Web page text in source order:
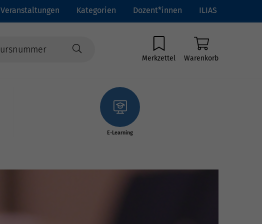
Veranstaltungen Kategorien Dozent*innen ILIAS
Merkzettel Warenkorb
E-Learning